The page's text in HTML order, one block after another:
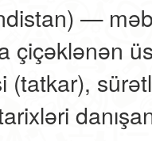
—
çiçəklənən
(tatkar),